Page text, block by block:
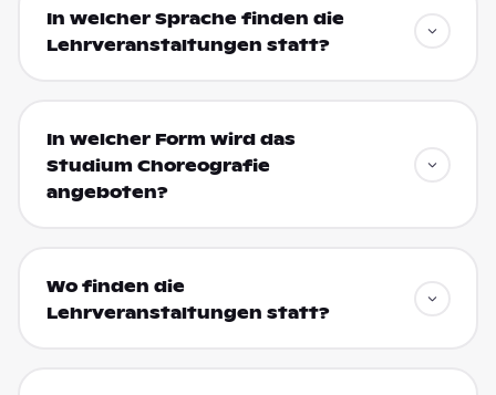
In welcher Sprache finden die
Lehrveranstaltungen statt?
In welcher Form wird das
Studium Choreografie
angeboten?
Wo finden die
Lehrveranstaltungen statt?